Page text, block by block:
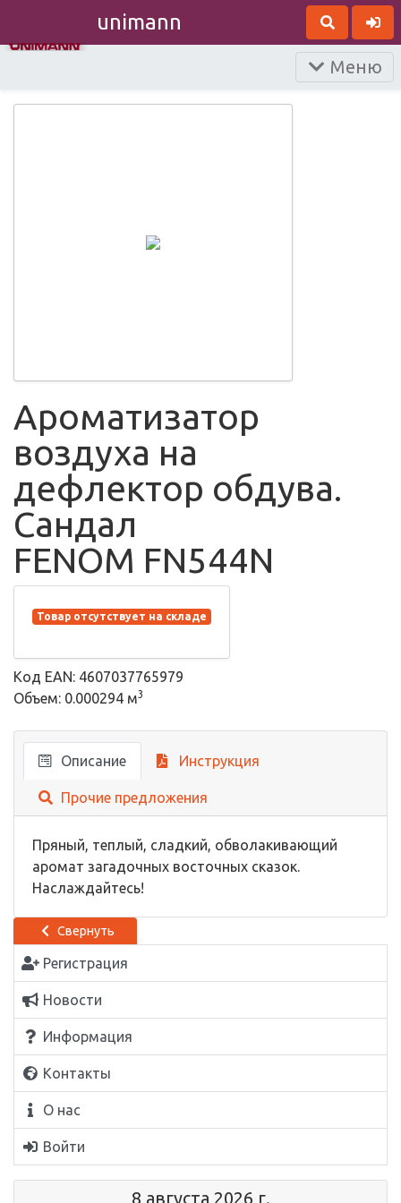
unimann
Меню
Свернуть
Регистрация
Новости
Информация
Контакты
О нас
Войти
8 августа 2026 г.
Ароматизатор
воздуха на
дефлектор обдува.
Сандал
FENOM FN544N
Товар отсутствует на складе
Код EAN: 4607037765979
Объем: 0.000294 м3
Описание Инструкция
Прочие предложения
Пряный, теплый, сладкий, обволакивающий
аромат загадочных восточных сказок.
Наслаждайтесь!